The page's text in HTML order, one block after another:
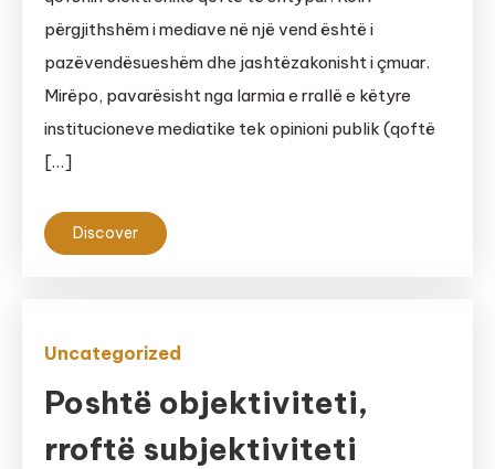
përgjithshëm i mediave në një vend është i
pazëvendësueshëm dhe jashtëzakonisht i çmuar.
Mirëpo, pavarësisht nga larmia e rrallë e këtyre
institucioneve mediatike tek opinioni publik (qoftë
[…]
Discover
Uncategorized
Poshtë objektiviteti,
rroftë subjektiviteti